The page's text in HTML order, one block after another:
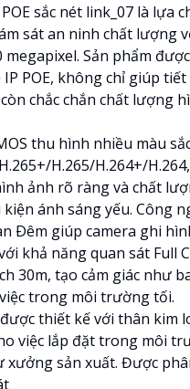
sắc nét link_07 là lựa
sát an ninh chất lượng
megapixel. Sản phẩm
POE, không chỉ giúp
chắc chắn chất lượng
thu hình nhiều màu
H.265/H.264+/
ảnh rõ ràng và chất
ánh sáng yếu. Công
Ðêm giúp camera ghi
khả năng quan sát Full
30m, tạo cảm giác như
trong môi trường tối.
thiết kế với thân kim
việc lắp đặt trong môi
xưởng sản xuất. Được